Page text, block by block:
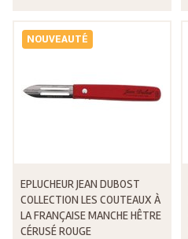
NOUVEAUTÉ
EPLUCHEUR JEAN DUBOST
COLLECTION LES COUTEAUX À
LA FRANÇAISE MANCHE HÊTRE
CÉRUSÉ ROUGE